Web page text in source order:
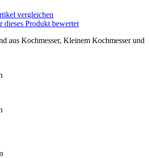
vergleichen
dieses Produkt bewertet
aus Kochmesser, Kleinem Kochmesser und